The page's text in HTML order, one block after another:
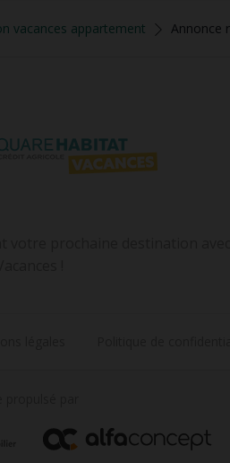
vacances appartement Annonce